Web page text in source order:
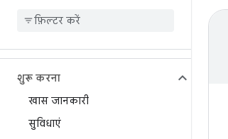
शुरू करना
खास जानकारी
सुविधाएं